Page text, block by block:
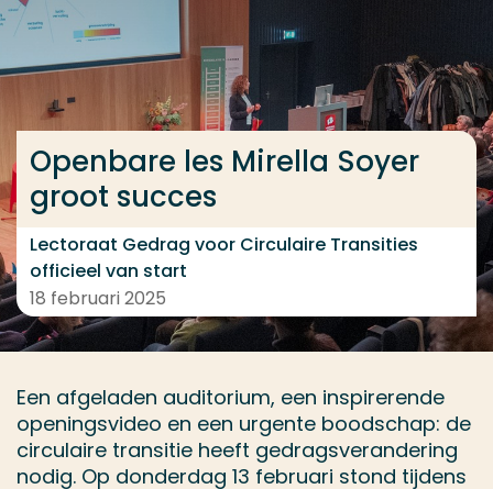
Ga direct naar de content
... > Verslag openbare les Mirella
Openbare les Mirella Soyer
groot succes
Lectoraat Gedrag voor Circulaire Transities
officieel van start
18 februari 2025
Een afgeladen auditorium, een inspirerende
openingsvideo en een urgente boodschap: de
circulaire transitie heeft gedragsverandering
nodig. Op donderdag 13 februari stond tijdens
Veel gezocht
Opleiding
Contact